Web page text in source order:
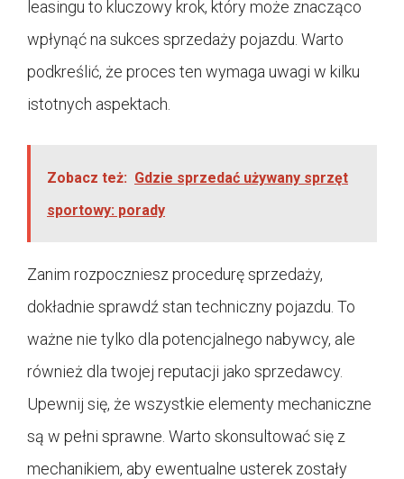
leasingu to kluczowy krok, który może znacząco
wpłynąć na sukces sprzedaży pojazdu. Warto
podkreślić, że proces ten wymaga uwagi w kilku
istotnych aspektach.
Zobacz też: Gdzie sprzedać używany sprzęt
sportowy: porady
Zanim rozpoczniesz procedurę sprzedaży,
dokładnie sprawdź stan techniczny pojazdu. To
ważne nie tylko dla potencjalnego nabywcy, ale
również dla twojej reputacji jako sprzedawcy.
Upewnij się, że wszystkie elementy mechaniczne
są w pełni sprawne. Warto skonsultować się z
mechanikiem, aby ewentualne usterek zostały